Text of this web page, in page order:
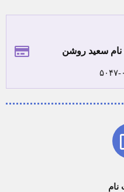
نام سعید روشن
۱۰۵۲
نام